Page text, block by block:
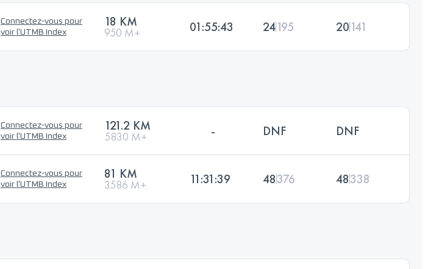
Connectez-vous pour
voir l'UTMB Index
18 KM
950 M+ 01:55:43 24195 20141
Connectez-vous pour
voir l'UTMB Index
121.2 KM
5830 M+ - DNF DNF
Connectez-vous pour
voir l'UTMB Index
81 KM
3586 M+ 11:31:39 48376 48338